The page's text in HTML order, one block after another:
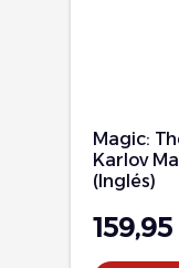
Magic:
Karlov
(Inglés)
159,95